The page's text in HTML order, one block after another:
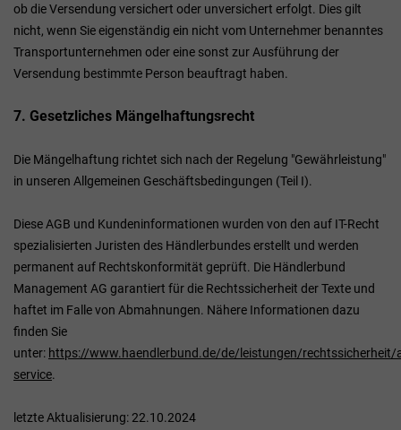
ob die Versendung versichert oder unversichert erfolgt. Dies gilt
nicht, wenn Sie eigenständig ein nicht vom Unternehmer benanntes
Transportunternehmen oder eine sonst zur Ausführung der
Versendung bestimmte Person beauftragt haben.
7. Gesetzliches Mängelhaftungsrecht
Die Mängelhaftung richtet sich nach der Regelung "Gewährleistung"
in unseren Allgemeinen Geschäftsbedingungen (Teil I).
Diese AGB und Kundeninformationen wurden von den auf IT-Recht
spezialisierten Juristen des Händlerbundes erstellt und werden
permanent auf Rechtskonformität geprüft. Die Händlerbund
Management AG garantiert für die Rechtssicherheit der Texte und
haftet im Falle von Abmahnungen. Nähere Informationen dazu
finden Sie
unter: https://www.haendlerbund.de/de/leistungen/rechtssicherheit/
service.
letzte Aktualisierung:22.10.2024